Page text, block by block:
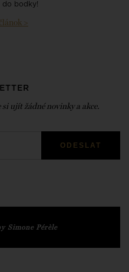
do bodky!
>
ujít žádné novinky a akce.
ODESLAT
Simone Pérèle